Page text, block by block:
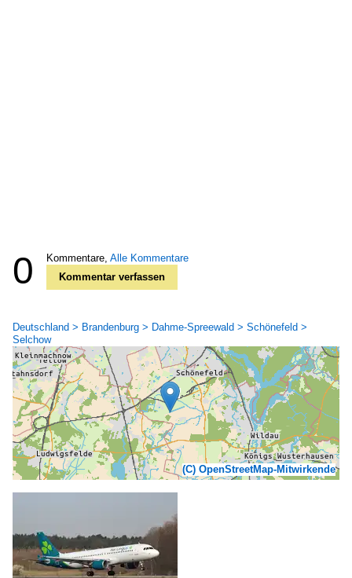
0 Kommentare, Alle Kommentare
Kommentar verfassen
Deutschland > Brandenburg > Dahme-Spreewald > Schönefeld >
Selchow
(C) OpenStreetMap-Mitwirkende